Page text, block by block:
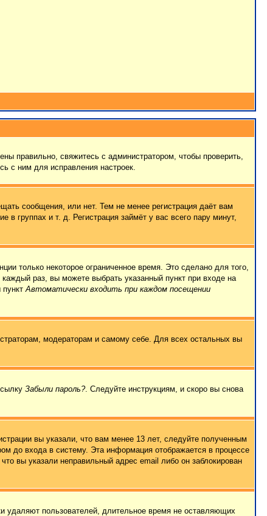
правильно, свяжитесь с администратором, чтобы проверить,
с ним для исправления настроек.
сообщения, или нет. Тем не менее регистрация даёт вам
группах и т. д. Регистрация займёт у вас всего пару минут,
только некоторое ограниченное время. Это сделано для того,
раз, вы можете выбрать указанный пункт при входе на
пунктАвтоматически входить при каждом посещении
модераторам и самому себе. Для всех остальных вы
Забыли пароль?. Следуйте инструкциям, и скоро вы снова
вы указали, что вам менее 13 лет, следуйте полученным
до входа в систему. Эта информация отображается в процессе
вы указали неправильный адрес email либо он заблокирован
удаляют пользователей, длительное время не оставляющих